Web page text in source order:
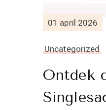
01 april 2026
Uncategorized
Ontdek